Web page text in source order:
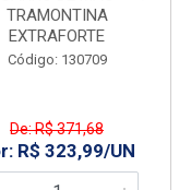
TRAMONTINA
EXTRAFORTE
Código: 130709
De: R$ 371,68
R$ 323,99/UN